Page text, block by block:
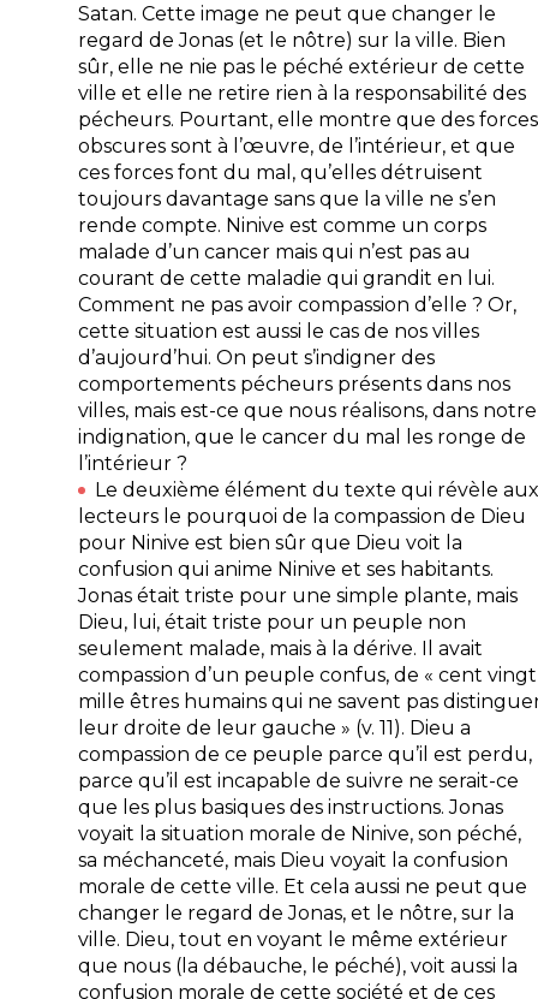
Satan. Cette image ne peut que changer le
regard de Jonas (et le nôtre) sur la ville. Bien
sûr, elle ne nie pas le péché extérieur de cette
ville et elle ne retire rien à la responsabilité des
pécheurs. Pourtant, elle montre que des forces
obscures sont à l’œuvre, de l’intérieur, et que
ces forces font du mal, qu’elles détruisent
toujours davantage sans que la ville ne s’en
rende compte. Ninive est comme un corps
malade d’un cancer mais qui n’est pas au
courant de cette maladie qui grandit en lui.
Comment ne pas avoir compassion d’elle ? Or,
cette situation est aussi le cas de nos villes
d’aujourd’hui. On peut s’indigner des
comportements pécheurs présents dans nos
villes, mais est-ce que nous réalisons, dans notre
indignation, que le cancer du mal les ronge de
l’intérieur ?
Le deuxième élément du texte qui révèle
lecteurs le pourquoi de la compassion de Dieu
pour Ninive est bien sûr que Dieu voit la
confusion qui anime Ninive et ses habitants.
Jonas était triste pour une simple plante, mais
Dieu, lui, était triste pour un peuple non
seulement malade, mais à la dérive. Il avait
compassion d’un peuple confus, de « cent vingt
mille êtres humains qui ne savent pas
leur droite de leur gauche » (v. 11). Dieu a
compassion de ce peuple parce qu’il est perdu,
parce qu’il est incapable de suivre ne serait-ce
que les plus basiques des instructions. Jonas
voyait la situation morale de Ninive, son péché,
sa méchanceté, mais Dieu voyait la confusion
morale de cette ville. Et cela aussi ne peut que
changer le regard de Jonas, et le nôtre, sur la
ville. Dieu, tout en voyant le même extérieur
que nous (la débauche, le péché), voit aussi la
confusion morale de cette société et de ces